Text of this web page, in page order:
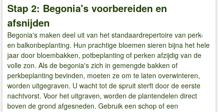
Stap 2: Begonia's voorbereiden en
afsnijden
Begonia's maken deel uit van het standaardrepertoire van perk-
en balkonbeplanting. Hun prachtige bloemen sieren bijna het hele
jaar door bloembakken, potbeplanting of perken afzijdig van de
volle zon. Als de begonia's zich in gemengde bakken of
perkbeplanting bevinden, moeten ze om te laten overwinteren,
worden uitgegraven. U wacht tot de spruit sterft door de eerste
nachtvorst. Voor het uitgraven, worden de plantendelen direct
boven de grond afgesneden. Gebruik een schop of een